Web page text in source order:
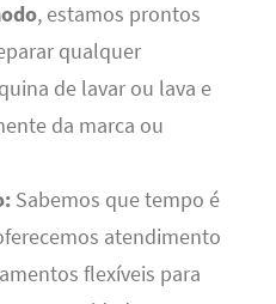
, estamos prontos
qualquer
de lavar ou lava e
da marca ou
Sabemos que tempo é
atendimento
flexíveis para